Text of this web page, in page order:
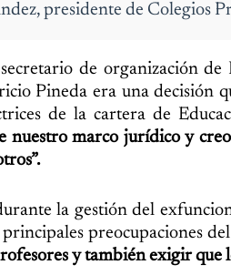
presidente de Colegios
de organización
Pineda era una decisión
de la cartera de
nuestro marco jurídico y
la gestión del
preocupaciones
y también exigir que